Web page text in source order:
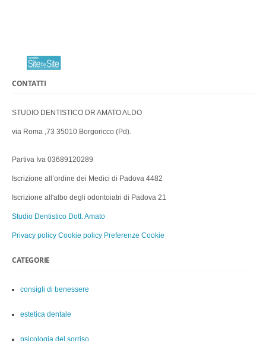
CONTATTI
STUDIO DENTISTICO DR AMATO ALDO
via Roma ,73 35010 Borgoricco (Pd).
Partiva Iva 03689120289
Iscrizione all’ordine dei Medici di Padova 4482
Iscrizione all'albo degli odontoiatri di Padova 21
Studio Dentistico Dott. Amato
Privacy policy Cookie policy Preferenze Cookie
CATEGORIE
consigli di benessere
estetica dentale
psicologia del sorriso